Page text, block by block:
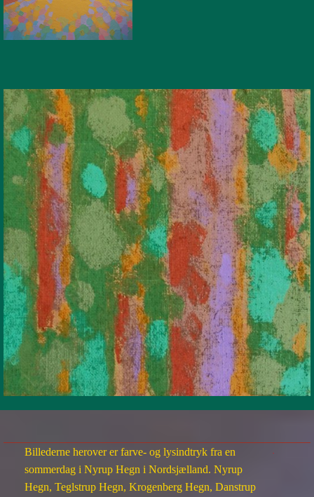
Billederne herover er farve- og lysindtryk fra en
sommerdag i Nyrup Hegn i Nordsjælland. Nyrup
Hegn, Teglstrup Hegn, Krogenberg Hegn, Danstrup